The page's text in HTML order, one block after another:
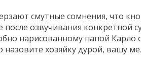
смутные сомнения, что
озвучивания конкретной
нарисованному папой Карло
назовите хозяйку дурой, вашу